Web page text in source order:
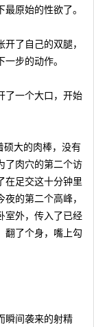
原始的性欲了。
了自己的双腿，
步的动作。
一个大口，开始
大的肉棒，没有
了肉穴的第二个访
在足交这十分钟里
的第二个高峰，
室外，传入了已经
翻了个身，嘴上勾
间袭来的射精